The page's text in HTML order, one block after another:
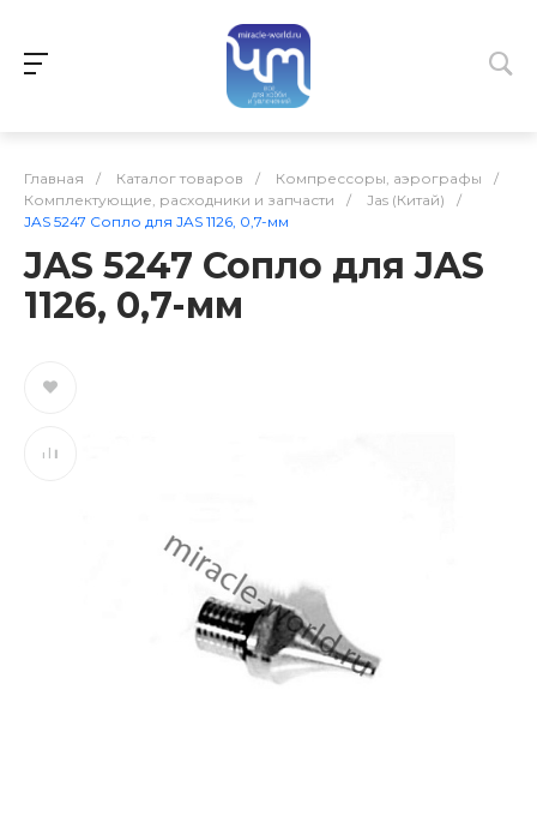
Главная / Каталог товаров / Компрессоры, аэрографы
/
Комплектующие, расходники и запчасти
/ Jas (Китай)
/
JAS 5247 Сопло для JAS 1126, 0,7-мм
JAS 5247 Сопло для JAS
1126, 0,7-мм